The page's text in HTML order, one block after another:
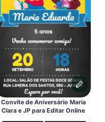
Convite de Aniversário Maria
Clara e JP para Editar Online